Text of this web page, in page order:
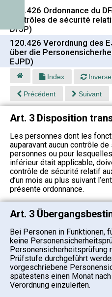
120.426 Ordonnance du
contrôles de sécurité
DFJP)
120.426 Verordnung des
über die
EJPD)
Index
Précédent Suivant
Art. 3 Disposition
Les personnes dont les
auparavant aucun contrôle
personnes ou pour
inférieur était applicable,
contrôle de sécurité relatif
d’un mois au plus suivant
présente ordonnance.
Art. 3
Bei Personen in Funktionen,
keine
Personensicherheitsprüfung
Prüfstufe durchgeführt
vorgeschriebene
spätestens einen Monat
Verordnung einzuleiten.